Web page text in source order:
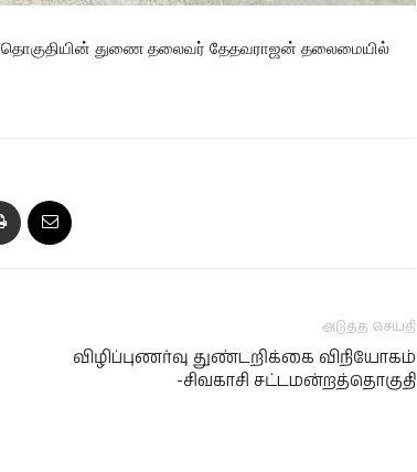
தொகுதியின் துணை தலைவர் தேதவராஜன் தலைமையில்
அடுத்த செய்தி
விழிப்புணர்வு துண்டறிக்கை விநியோகம்
-சிவகாசி சட்டமன்றத்தொகுதி